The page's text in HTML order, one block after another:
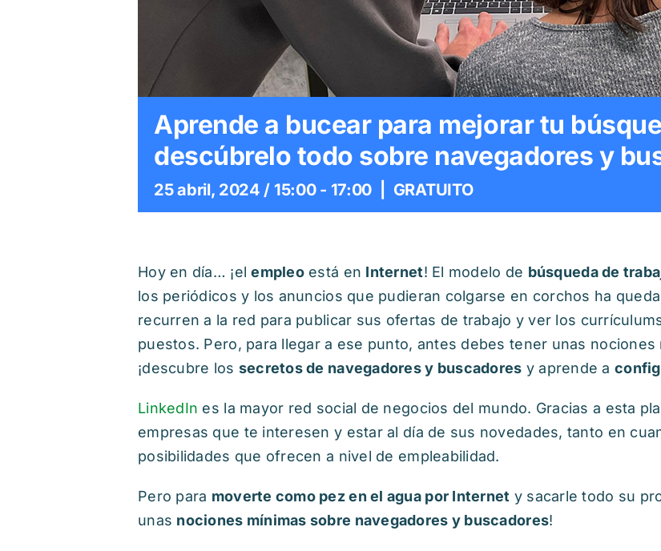
Aprende a bucear para mejorar tu
descúbrelo todo sobre navegadores y
25 abril, 2024 / 15:00- 17:00 GRATUITO
Hoy en día… ¡elempleoestá en Internet! El modelo de búsqueda de
los periódicos y los anuncios que pudieran colgarse en corchos ha
recurren a la red para publicar sus ofertas de trabajo y ver los
puestos. Pero, para llegar a ese punto, antes debes tener unas
¡descubre los secretos de navegadores y buscadores y aprende a
LinkedIn es la mayor red social de negocios del mundo. Gracias a esta
empresas que te interesen y estar al día de sus novedades, tanto en
posibilidades que ofrecen a nivel de empleabilidad.
Pero para moverte como pez en el agua por Internet y sacarle todo su
unas nociones mínimas sobre navegadores y buscadores!